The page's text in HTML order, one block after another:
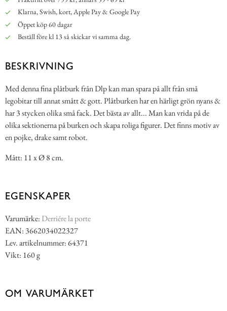
Klarna, Swish, kort, Apple Pay & Google Pay
Öppet köp 60 dagar
Beställ före kl 13 så skickar vi samma dag.
BESKRIVNING
Med denna fina plåtburk från Dlp kan man spara på allt från små
legobitar till annat smått & gott. Plåtburken har en härligt grön nyans &
har 3 stycken olika små fack. Det bästa av allt... Man kan vrida på de
olika sektionerna på burken och skapa roliga figurer. Det finns motiv av
en pojke, drake samt robot.
Mått: 11 x Ø 8 cm.
EGENSKAPER
Varumärke: Derriére la porte
EAN: 3662034022327
Lev. artikelnummer: 64371
Vikt: 160 g
OM VARUMÄRKET